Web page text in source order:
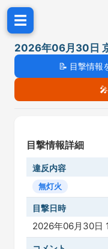
☰
2026年06月30日
📝 目撃情報
🎤
目撃情報詳細
違反内容
無灯火
目撃日時
2026年06月30日